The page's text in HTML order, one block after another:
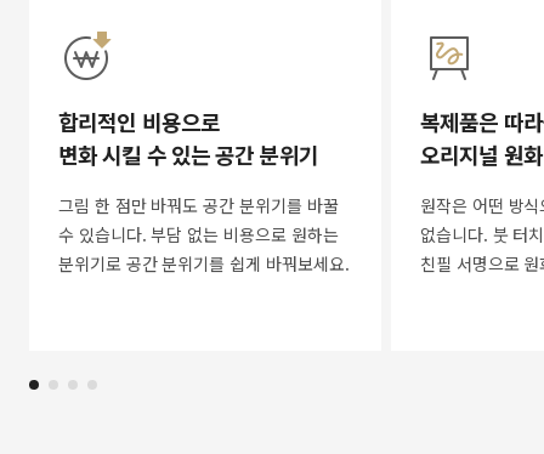
합리적인 비용으로
변화 시킬 수 있는 공간 분위기
그림 한 점만 바꿔도 공간 분위기를 바꿀
수 있습니다. 부담 없는 비용으로 원하는
분위기로 공간 분위기를 쉽게 바꿔보세요.
복제품은 따
오리지널 원
원작은 어떤 방
없습니다. 붓 터
친필 서명으로